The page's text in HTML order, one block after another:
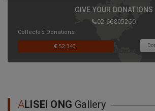
GIVE YOUR DONATIONS
02-66805260
Collected Donations
€ 52.340!
ALISEI ONG Gallery